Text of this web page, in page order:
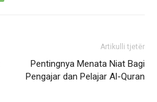
Artikulli tjetër
Pentingnya Menata Niat Bagi
Pengajar dan Pelajar Al-Quran